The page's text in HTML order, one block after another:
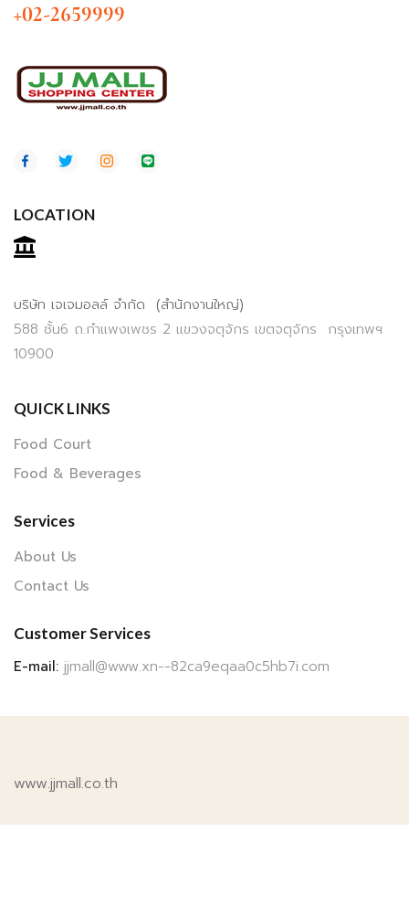
+02-2659999
LOCATION
บริษัท เจเจมอลล์ จำกัด (สำนักงานใหญ่)
588 ชั้น6 ถ.กำแพงเพชร 2 แขวงจตุจักร เขตจตุจักร กรุงเทพฯ
10900
QUICK LINKS
Food Court
Food & Beverages
Services
About Us
Contact Us
Customer Services
E-mail: jjmall@www.xn--82ca9eqaa0c5hb7i.com
www.jjmall.co.th